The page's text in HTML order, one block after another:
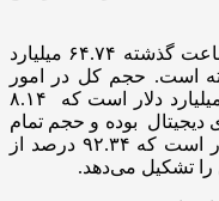
حجم کل بازار ارزهای دیجیتال در ۲۴ ساعت گذشته ۶۴.۷۴ میلیارد
داشته است. حجم کل در امور
مالی غیر متمرکز در حال حاضر ۵.۲۷ میلیارد دلار است که ۸.۱۴
ارزهای دیجیتال بوده و حجم تمام
سکه‌های پایدار اکنون ۵۹.۷۸ میلیارد دلار است که ۹۲.۳۴ درصد از